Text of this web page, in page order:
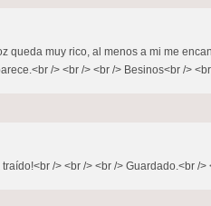
queda muy rico, al menos a mi me
/> <br /> <br /> Besinos<br />
/> <br /> <br /> Guardado.<br />